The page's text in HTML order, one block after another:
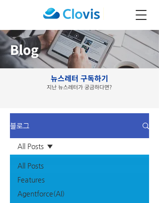
Blog
뉴스레터 구독하기
지난 뉴스레터가 궁금하다면?
블로그
All Posts
Features
Agentforce(AI)
All Posts